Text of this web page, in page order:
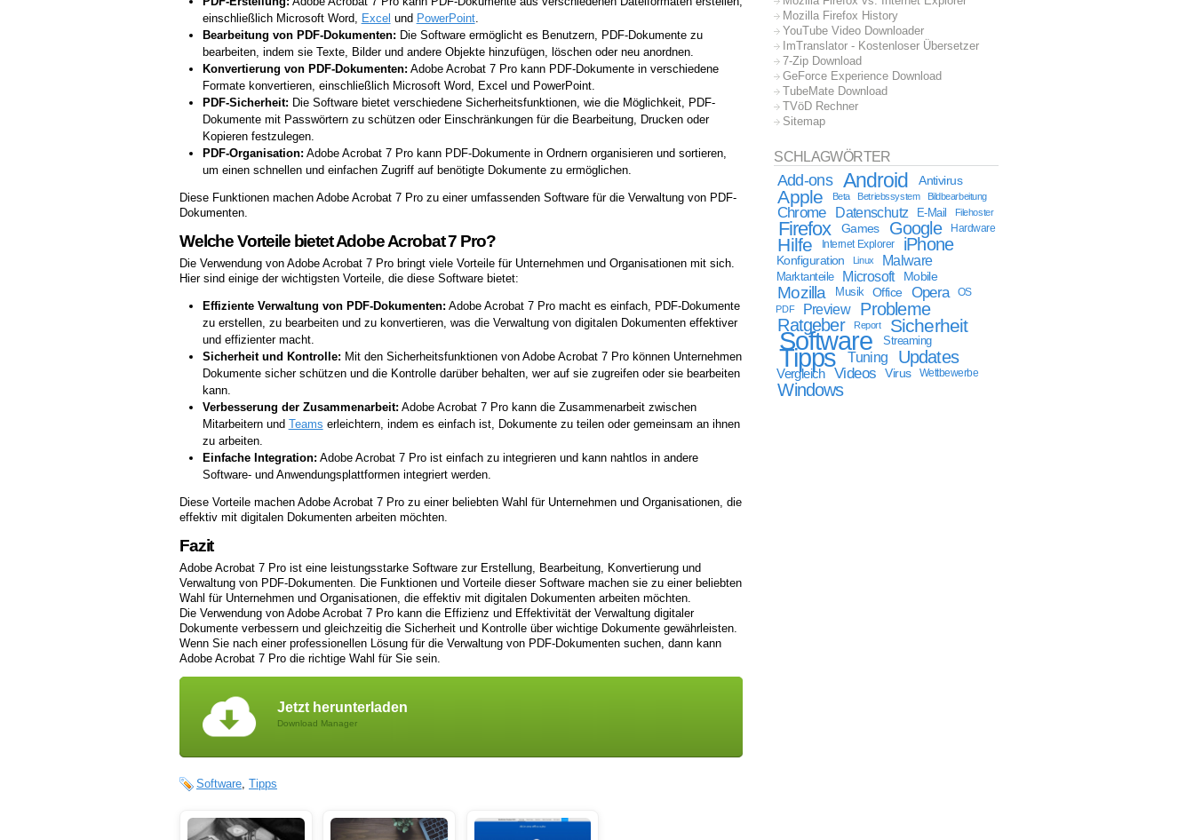
einschließlich Microsoft Word, Excel und PowerPoint.
Bearbeitung von PDF-Dokumenten: Die Software ermöglicht es Benutzern, PDF-Dokumente zu
bearbeiten, indem sie Texte, Bilder und andere Objekte hinzufügen, löschen oder neu anordnen.
Konvertierung von PDF-Dokumenten: Adobe Acrobat 7 Pro kann PDF-Dokumente in verschiedene
Formate konvertieren, einschließlich Microsoft Word, Excel und PowerPoint.
PDF-Sicherheit: Die Software bietet verschiedene Sicherheitsfunktionen, wie die Möglichkeit, PDF-
Dokumente mit Passwörtern zu schützen oder Einschränkungen für die Bearbeitung, Drucken oder
Kopieren festzulegen.
PDF-Organisation: Adobe Acrobat 7 Pro kann PDF-Dokumente in Ordnern organisieren und sortieren,
um einen schnellen und einfachen Zugriff auf benötigte Dokumente zu ermöglichen.
Diese Funktionen machen Adobe Acrobat 7 Pro zu einer umfassenden Software für die Verwaltung von PDF-
Dokumenten.
Welche Vorteile bietet Adobe Acrobat 7 Pro?
Die Verwendung von Adobe Acrobat 7 Pro bringt viele Vorteile für Unternehmen und Organisationen mit sich.
Hier sind einige der wichtigsten Vorteile, die diese Software bietet:
Effiziente Verwaltung von PDF-Dokumenten: Adobe Acrobat 7 Pro macht es einfach, PDF-Dokumente
zu erstellen, zu bearbeiten und zu konvertieren, was die Verwaltung von digitalen Dokumenten effektiver
und effizienter macht.
Sicherheit und Kontrolle: Mit den Sicherheitsfunktionen von Adobe Acrobat 7 Pro können Unternehmen
Dokumente sicher schützen und die Kontrolle darüber behalten, wer auf sie zugreifen oder sie bearbeiten
kann.
Verbesserung der Zusammenarbeit: Adobe Acrobat 7 Pro kann die Zusammenarbeit zwischen
Mitarbeitern und Teams erleichtern, indem es einfach ist, Dokumente zu teilen oder gemeinsam an ihnen
zu arbeiten.
Einfache Integration: Adobe Acrobat 7 Pro ist einfach zu integrieren und kann nahtlos in andere
Software- und Anwendungsplattformen integriert werden.
Diese Vorteile machen Adobe Acrobat 7 Pro zu einer beliebten Wahl für Unternehmen und Organisationen, die
effektiv mit digitalen Dokumenten arbeiten möchten.
Fazit
Adobe Acrobat 7 Pro ist eine leistungsstarke Software zur Erstellung, Bearbeitung, Konvertierung und
Verwaltung von PDF-Dokumenten. Die Funktionen und Vorteile dieser Software machen sie zu einer beliebten
Wahl für Unternehmen und Organisationen, die effektiv mit digitalen Dokumenten arbeiten möchten.
Die Verwendung von Adobe Acrobat 7 Pro kann die Effizienz und Effektivität der Verwaltung digitaler
Dokumente verbessern und gleichzeitig die Sicherheit und Kontrolle über wichtige Dokumente gewährleisten.
Wenn Sie nach einer professionellen Lösung für die Verwaltung von PDF-Dokumenten suchen, dann kann
Adobe Acrobat 7 Pro die richtige Wahl für Sie sein.
Jetzt herunterladen
Download Manager
Software, Tipps
Mozilla Firefox History
YouTube Video Downloader
ImTranslator - Kostenloser Übersetzer
7-Zip Download
GeForce Experience Download
TubeMate Download
TVöD Rechner
Sitemap
SCHLAGWÖRTER
Add-ons Android Antivirus
Apple Beta Betriebssystem Bildbearbeitung
Chrome Datenschutz E-Mail Filehoster
Firefox Games Google Hardware
Hilfe Internet Explorer iPhone
Konfiguration Linux Malware
Marktanteile Microsoft Mobile
Mozilla Musik Office Opera
OS
PDF
Preview
Probleme
Ratgeber
Report Sicherheit
Software Streaming
Tipps Tuning Updates
Vergleich Videos Virus Wettbewerbe
Windows